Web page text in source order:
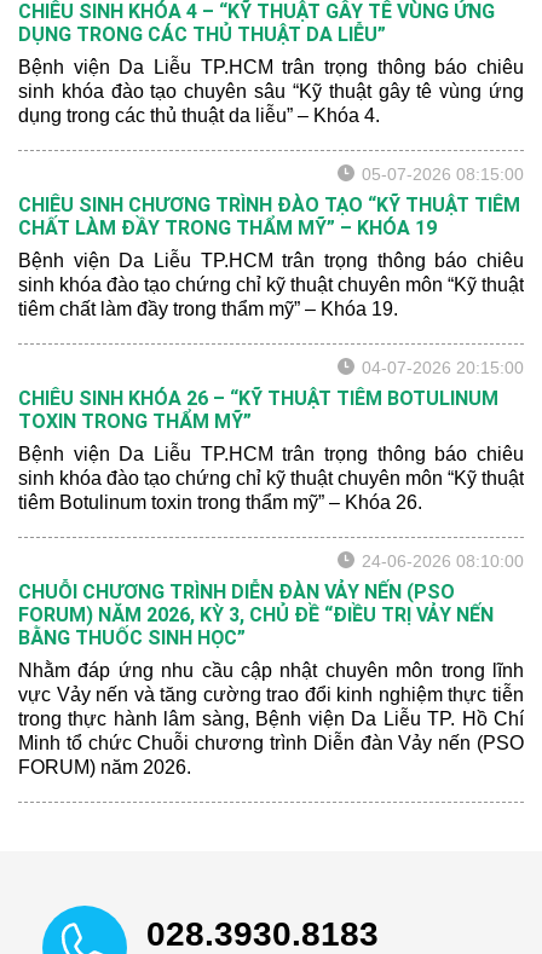
CHIÊU SINH KHÓA 4 – “KỸ THUẬT GÂY TÊ VÙNG ỨNG
DỤNG TRONG CÁC THỦ THUẬT DA LIỄU”
Bệnh viện Da Liễu TP.HCM trân trọng thông báo chiêu
sinh khóa đào tạo chuyên sâu “Kỹ thuật gây tê vùng ứng
dụng trong các thủ thuật da liễu” – Khóa 4.
05-07-2026 08:15:00
CHIÊU SINH CHƯƠNG TRÌNH ĐÀO TẠO “KỸ THUẬT TIÊM
CHẤT LÀM ĐẦY TRONG THẨM MỸ” – KHÓA 19
Bệnh viện Da Liễu TP.HCM trân trọng thông báo chiêu
sinh khóa đào tạo chứng chỉ kỹ thuật chuyên môn “Kỹ thuật
tiêm chất làm đầy trong thẩm mỹ” – Khóa 19.
04-07-2026 20:15:00
CHIÊU SINH KHÓA 26 – “KỸ THUẬT TIÊM BOTULINUM
TOXIN TRONG THẨM MỸ”
Bệnh viện Da Liễu TP.HCM trân trọng thông báo chiêu
sinh khóa đào tạo chứng chỉ kỹ thuật chuyên môn “Kỹ thuật
tiêm Botulinum toxin trong thẩm mỹ” – Khóa 26.
24-06-2026 08:10:00
CHUỖI CHƯƠNG TRÌNH DIỄN ĐÀN VẢY NẾN (PSO
FORUM) NĂM 2026, KỲ 3, CHỦ ĐỀ “ĐIỀU TRỊ VẢY NẾN
BẰNG THUỐC SINH HỌC”
Nhằm đáp ứng nhu cầu cập nhật chuyên môn trong lĩnh
vực Vảy nến và tăng cường trao đổi kinh nghiệm thực tiễn
trong thực hành lâm sàng, Bệnh viện Da Liễu TP. Hồ Chí
Minh tổ chức Chuỗi chương trình Diễn đàn Vảy nến (PSO
FORUM) năm 2026.
028.3930.8183